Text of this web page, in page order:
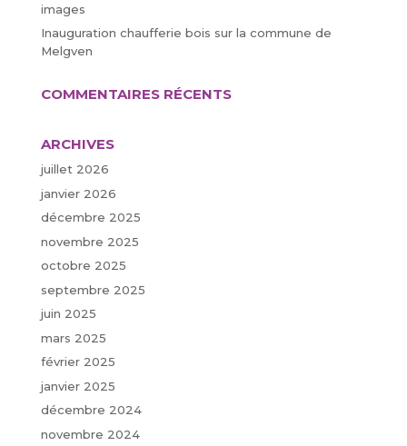
images
Inauguration chaufferie bois sur la commune de
Melgven
COMMENTAIRES RÉCENTS
ARCHIVES
juillet 2026
janvier 2026
décembre 2025
novembre 2025
octobre 2025
septembre 2025
juin 2025
mars 2025
février 2025
janvier 2025
décembre 2024
novembre 2024